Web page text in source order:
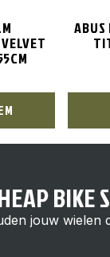
BIKE
jouw wielen